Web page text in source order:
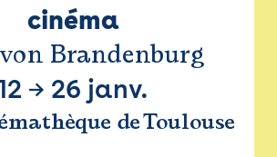
cinéma
Brandenburg
12 → 26 janv.
de Toulouse